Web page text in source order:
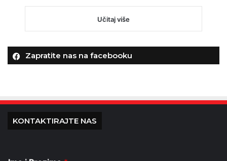
Učitaj više
Zapratite nas na facebooku
KONTAKTIRAJTE NAS